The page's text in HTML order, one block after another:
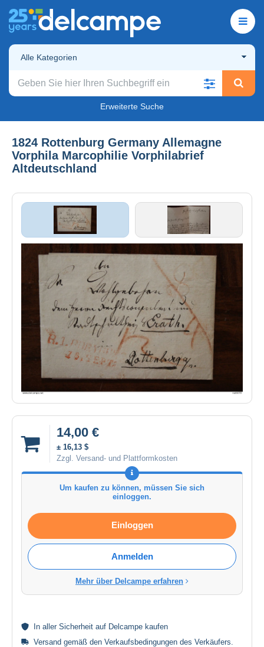
Alle Kategorien
Erweiterte Suche
1824 Rottenburg Germany Allemagne
Vorphila Marcophilie Vorphilabrief
Altdeutschland
14,00 €
± 16,13 $
Zzgl. Versand- und Plattformkosten
Um kaufen zu können, müssen Sie sich
einloggen.
Einloggen
Anmelden
Mehr über Delcampe erfahren
In aller Sicherheit auf Delcampe kaufen
Versand gemäß den Verkaufsbedingungen des Verkäufers